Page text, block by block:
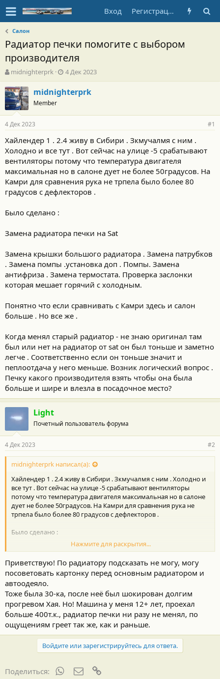
Вход Регистрация
Салон
Радиатор печки помогите с выбором
производителя
А
в
т
о
р
т
е
м
ы
midnighterprk
Д
а
т
а
а
а
л
а
4 Дек 2023
midnighterprk
Member
4 Дек 2023 #1
Хайлендер 1 . 2.4 живу в Сибири . Зкмучалмя с ним .
Холодно и все тут . Вот сейчас на улице -5 срабатывают
вентиляторы потому что температура двигателя
максимальная но в салоне дует не более 50градусов. На
Камри для сравнения рука не трпела было более 80
градусов с дефлекторов .
Было сделано :
Замена радиатора печки на Sat
Замена крышки большого радиатора . Замена патрубков
. Замена помпы .установка доп . Помпы. Замена
антифриза . Замена термостата. Проверка заслонки
которая мешает горячий с холодным.
Понятно что если сравнивать с Камри здесь и салон
больше . Но все же .
Когда менял старый радиатор - не знаю оригинал там
был или нет на радиатор от sat он был тоньше и заметно
легче . Соответственно если он тоньше значит и
пеплоотдача у него меньше. Возник логический вопрос .
Печку какого производителя взять чтобы она была
больше и шире и влезла в посадочное место?
Light
Почетный пользователь форума
4 Дек 2023 #2
midnighterprk написал(а):
Хайлендер 1 . 2.4 живу в Сибири . Зкмучалмя с ним . Холодно и
все тут . Вот сейчас на улице -5 срабатывают вентиляторы
потому что температура двигателя максимальная но в салоне
дует не более 50градусов. На Камри для сравнения рука не
трпела было более 80 градусов с дефлекторов .
Было сделано :
Замена радиатора печки на Sat
Замена крышки большого радиатора . Замена патрубков .
Замена помпы .установка доп . Помпы. Замена антифриза .
Замена термостата. Проверка заслонки которая мешает
горячий с холодным.
Понятно что если сравнивать с Камри здесь и салон больше .
Когда менял старый радиатор - не знаю оригинал там был или
нет на радиатор от sat он был тоньше и заметно легче .
Соответственно если он тоньше значит и пеплоотдача у него
меньше. Возник логический вопрос . Печку какого
производителя взять чтобы она была больше и шире и влезла
Нажмите для раскрытия...
Приветствую! По радиатору подсказать не могу, могу
посоветовать картонку перед основным радиатором и
автоодеяло.
Тоже была 30-ка, после неё был шокирован долгим
прогревом Хая. Но! Машина у меня 12+ лет, проехал
больше 400т.к., радиатор печки ни разу не менял, по
ощущениям греет так же, как и раньше.
Войдите или зарегистрируйтесь для ответа.
Поделиться: WhatsAppЭлектронная почта